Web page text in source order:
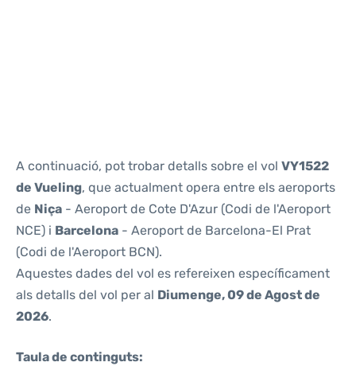
A continuació, pot trobar detalls sobre el vol VY1522
de Vueling, que actualment opera entre els aeroports
de Niça - Aeroport de Cote D'Azur (Codi de l'Aeroport
NCE) i Barcelona - Aeroport de Barcelona-El Prat
(Codi de l'Aeroport BCN).
Aquestes dades del vol es refereixen específicament
als detalls del vol per al Diumenge, 09 de Agost de
2026.
Taula de continguts: